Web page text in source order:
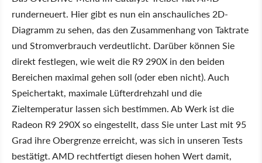
runderneuert. Hier gibt es nun ein anschauliches 2D-
Diagramm zu sehen, das den Zusammenhang von Taktrate
und Stromverbrauch verdeutlicht. Darüber können Sie
direkt festlegen, wie weit die R9 290X in den beiden
Bereichen maximal gehen soll (oder eben nicht). Auch
Speichertakt, maximale Lüfterdrehzahl und die
Zieltemperatur lassen sich bestimmen. Ab Werk ist die
Radeon R9 290X so eingestellt, dass Sie unter Last mit 95
Grad ihre Obergrenze erreicht, was sich in unseren Tests
bestätigt. AMD rechtfertigt diesen hohen Wert damit,